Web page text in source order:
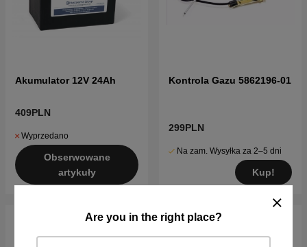
Are you in the right place?
Akumulator 12V 24Ah
409PLN
Wyprzedano
Obserwowane
artykuły
Kontrola Gazu 5862196-01
299PLN
Na zam. Wysyłka za 2–5 dni
Kup!